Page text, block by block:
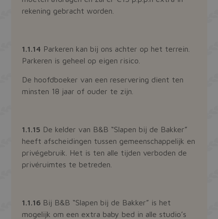
rekening gebracht worden.
1.1.14 Parkeren kan bij ons achter op het terrein.
Parkeren is geheel op eigen risico.
De hoofdboeker van een reservering dient ten
minsten 18 jaar of ouder te zijn.
1.1.15 De kelder van B&B “Slapen bij de Bakker”
heeft afscheidingen tussen gemeenschappelijk en
privégebruik. Het is ten alle tijden verboden de
privéruimtes te betreden.
1.1.16 Bij B&B “Slapen bij de Bakker” is het
mogelijk om een extra baby bed in alle studio’s